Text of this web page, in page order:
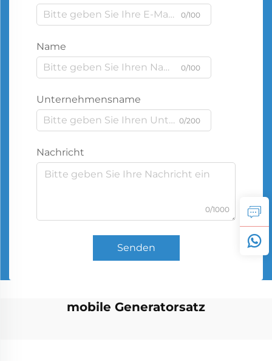
0/100
Name
0/100
Unternehmensname
0/200
Nachricht
0/1000
Senden
mobile Generatorsatz